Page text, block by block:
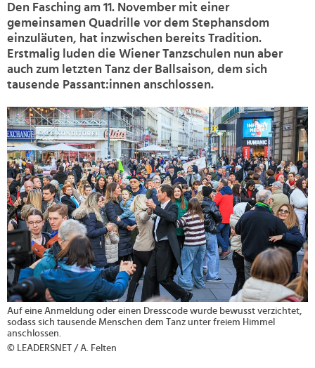
Den Fasching am 11. November mit einer
gemeinsamen Quadrille vor dem Stephansdom
einzuläuten, hat inzwischen bereits Tradition.
Erstmalig luden die Wiener Tanzschulen nun aber
auch zum letzten Tanz der Ballsaison, dem sich
tausende Passant:innen anschlossen.
>
Auf eine Anmeldung oder einen Dresscode wurde bewusst verzichtet,
sodass sich tausende Menschen dem Tanz unter freiem Himmel
anschlossen.
© LEADERSNET / A. Felten